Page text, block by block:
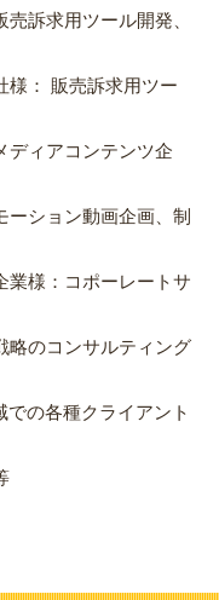
訴求用ツール開発、
様： 販売訴求用ツー
ディアコンテンツ企
ーション動画企画、制
業様：コポーレートサ
略のコンサルティング
での各種クライアント